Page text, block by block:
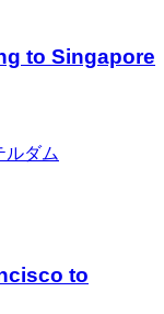
to Singapore
ルダム
to